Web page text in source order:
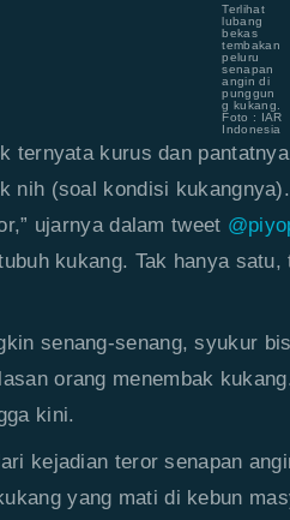
Terlihat
lubang
bekas
tembakan
peluru
senapan
angin di
punggun
g kukang.
Foto : IAR
Indonesia
ternyata kurus dan
nih (soal kondisi
ujarnya dalam tweet
kukang. Tak hanya
senang-senang, syukur
orang menembak
kini.
kejadian teror senapan
yang mati di kebun